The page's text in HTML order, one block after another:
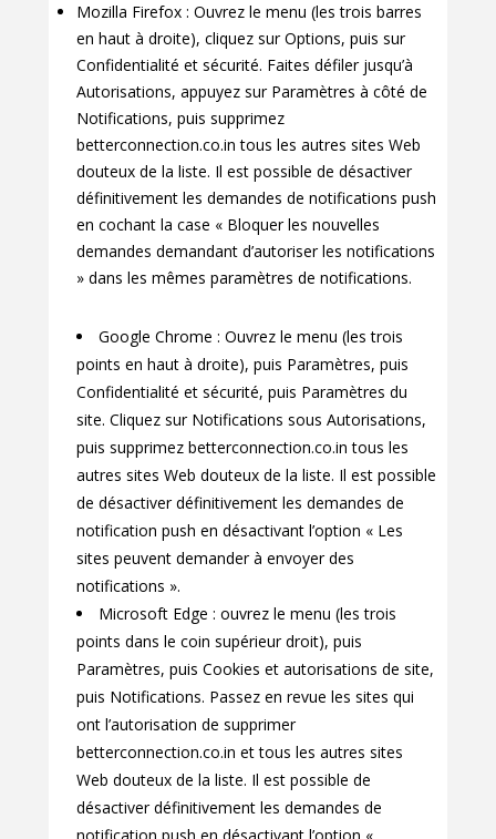
Mozilla Firefox : Ouvrez le menu (les trois barres
en haut à droite), cliquez sur Options, puis sur
Confidentialité et sécurité. Faites défiler jusqu’à
Autorisations, appuyez sur Paramètres à côté de
Notifications, puis supprimez
betterconnection.co.in tous les autres sites Web
douteux de la liste. Il est possible de désactiver
définitivement les demandes de notifications push
en cochant la case « Bloquer les nouvelles
demandes demandant d’autoriser les notifications
» dans les mêmes paramètres de notifications.
Google Chrome : Ouvrez le menu (les trois
points en haut à droite), puis Paramètres, puis
Confidentialité et sécurité, puis Paramètres du
site. Cliquez sur Notifications sous Autorisations,
puis supprimez betterconnection.co.in tous les
autres sites Web douteux de la liste. Il est possible
de désactiver définitivement les demandes de
notification push en désactivant l’option « Les
sites peuvent demander à envoyer des
notifications ».
Microsoft Edge : ouvrez le menu (les trois
points dans le coin supérieur droit), puis
Paramètres, puis Cookies et autorisations de site,
puis Notifications. Passez en revue les sites qui
ont l’autorisation de supprimer
betterconnection.co.in et tous les autres sites
Web douteux de la liste. Il est possible de
désactiver définitivement les demandes de